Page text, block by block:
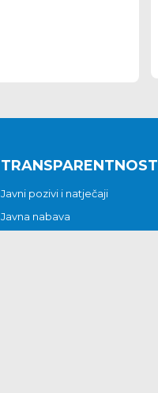
TRANSPARENTNOST
Javni pozivi i natječaji
Javna nabava